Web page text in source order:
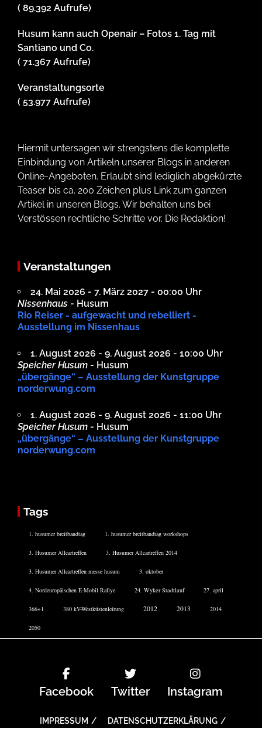
( 89.392 Aufrufe)
Husum kann auch Openair – Fotos 1. Tag mit
Santiano und Co.
( 71.367 Aufrufe)
Veranstaltungsorte
( 53.977 Aufrufe)
Hiermit untersagen wir strengstens die komplette
Einbindung von Artikeln unserer Blogs in anderen
Online-Angeboten. Erlaubt sind lediglich abgekürzte
Teaser bis ca. 200 Zeichen plus Link zum ganzen
Artikel in unseren Blogs. Wir behalten uns bei
Verstössen rechtliche Schritte vor. Die Redaktion!
Veranstaltungen
24. Mai 2026 - 7. März 2027 - 00:00 Uhr
Nissenhaus - Husum
Rio Reiser - aufgewacht und rebelliert -
Ausstellung im Nissenhaus
1. August 2026 - 9. August 2026 - 10:00 Uhr
Speicher Husum - Husum
„übergänge“ – Ausstellung der Kunstgruppe
norderwung.com
1. August 2026 - 9. August 2026 - 11:00 Uhr
Speicher Husum - Husum
„übergänge“ – Ausstellung der Kunstgruppe
norderwung.com
Tags
1. husumer breitbandtag 1. husumer breitbandtag workshops
3. Husumer Allcartreffen 3. Husumer Allcartreffen 2014
3. Husumer Allcartreffen messe husum 3. oktober
4. Nordeuropäischen E-Mobil Rallye 24. Wyker Stadtlauf 27. april
366+1 380 kV-Westküstenleitung 2012 2013 2014
2050
Facebook Twitter Instagram
IMPRESSUM DATENSCHUTZERKLÄRUNG